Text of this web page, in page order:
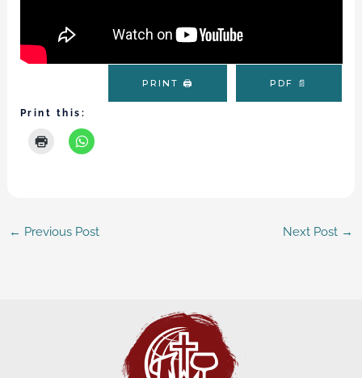
PRINT 🖨 PDF 📄
Print this:
← Previous Post Next Post →